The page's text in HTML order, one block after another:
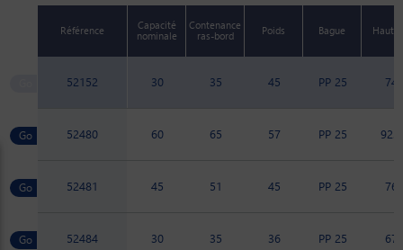
Référence
Capacité
nominale
Contenance
ras-bord
Poids Bague
52152 30 35 45 PP 25 74
52480 60 65 57 PP 25 92.7
52481 45 51 45 PP 25 76
52484 30 35 36 PP 25 67